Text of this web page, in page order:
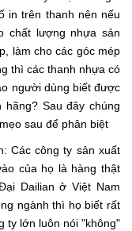
in trên thanh nên nếu
chất lượng nhựa sản
làm cho các góc mép
thì các thanh nhựa có
người dùng biết được
Sau đây chúng
sau để phân biệt
Các công ty sản xuất
của họ là hàng thật
Dailian ở Việt Nam
ngành thì họ biết rất
ty lớn luôn nói "không"